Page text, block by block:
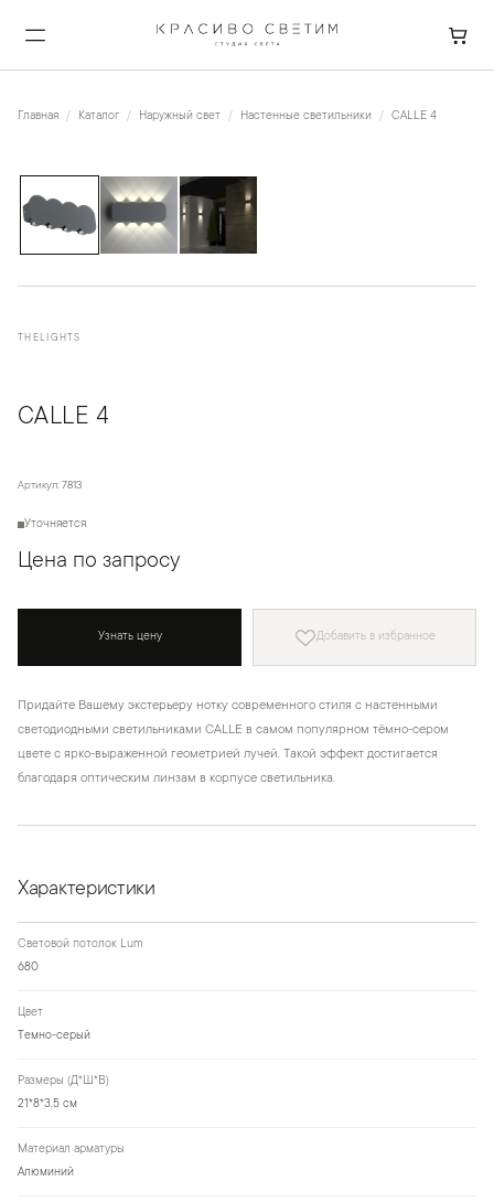
Главная Каталог Наружный свет Настенные светильники CALLE 4
THELIGHTS
CALLE 4
Артикул: 7813
Уточняется
Цена по запросу
Узнать цену Добавить в избранное
Придайте Вашему экстерьеру нотку современного стиля с настенными
светодиодными светильниками CALLE в самом популярном тёмно-сером
цвете с ярко-выраженной геометрией лучей. Такой эффект достигается
благодаря оптическим линзам в корпусе светильника.
Характеристики
Световой потолок Lum
680
Цвет
Темно-серый
Размеры (Д*Ш*В)
21*8*3,5 см
Материал арматуры
Алюминий